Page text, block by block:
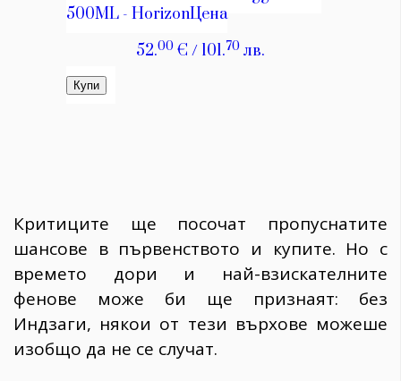
Критиците ще посочат пропуснатите
шансове в първенството и купите. Но с
времето дори и най-взискателните
фенове може би ще признаят: без
Индзаги, някои от тези върхове можеше
изобщо да не се случат.